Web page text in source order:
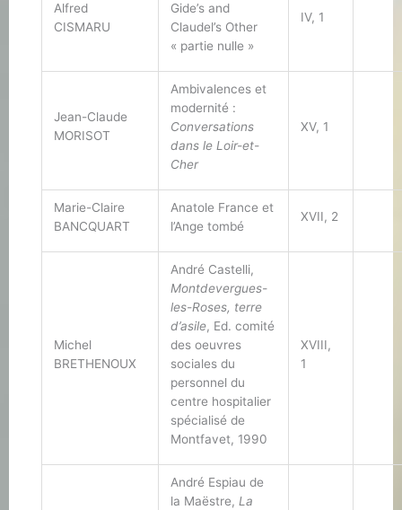
Alfred
CISMARU
Gide’s and
Claudel’s Other
« partie nulle »
IV, 1
Jean-Claude
MORISOT
Ambivalences et
modernité :
Conversations
dans le Loir-et-
Cher
XV, 1
Marie-Claire
BANCQUART
Anatole France et
l’Ange tombé
XVII, 2
Michel
BRETHENOUX
André Castelli,
Montdevergues-
les-Roses, terre
d’asile, Ed. comité
des oeuvres
sociales du
personnel du
centre hospitalier
spécialisé de
Montfavet, 1990
XVIII,
1
André Espiau de
la Maëstre, La